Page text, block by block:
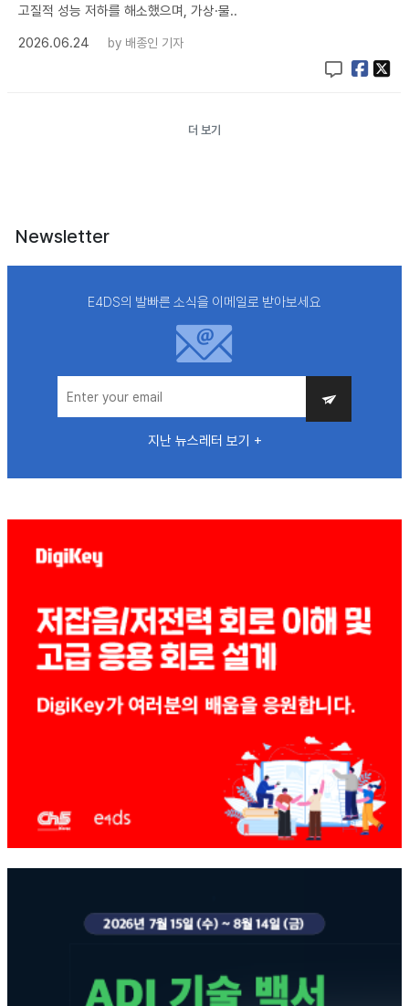
고질적 성능 저하를 해소했으며, 가상·물..
2026.06.24
by 배종인 기자
더 보기
Newsletter
E4DS의 발빠른 소식을 이메일로 받아보세요
지난 뉴스레터 보기 +